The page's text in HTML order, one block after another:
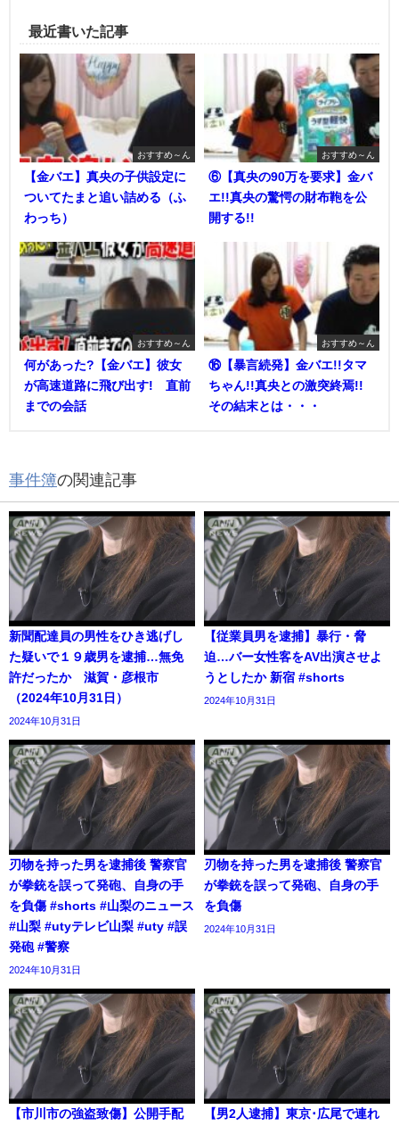
最近書いた記事
おすすめ～ん
【金バエ】真央の子供設定に
ついてたまと追い詰める（ふ
わっち）
おすすめ～ん
⑥【真央の90万を要求】金バ
エ!!真央の驚愕の財布鞄を公
開する!!
おすすめ～ん
何があった?【金バエ】彼女
が高速道路に飛び出す! 直前
までの会話
おすすめ～ん
⑯【暴言続発】金バエ!!タマ
ちゃん!!真央との激突終焉!!
その結末とは・・・
事件簿の関連記事
新聞配達員の男性をひき逃げし
た疑いで１９歳男を逮捕…無免
許だったか 滋賀・彦根市
（2024年10月31日）
2024年10月31日
【従業員男を逮捕】暴行・脅
迫…バー女性客をAV出演させよ
うとしたか 新宿 #shorts
2024年10月31日
刃物を持った男を逮捕後 警察官
が拳銃を誤って発砲、自身の手
を負傷 #shorts #山梨のニュース
#山梨 #utyテレビ山梨 #uty #誤
発砲 #警察
2024年10月31日
刃物を持った男を逮捕後 警察官
が拳銃を誤って発砲、自身の手
を負傷
2024年10月31日
【市川市の強盗致傷】公開手配
【男2人逮捕】東京･広尾で連れ